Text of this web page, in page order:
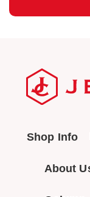
Shop Info
About